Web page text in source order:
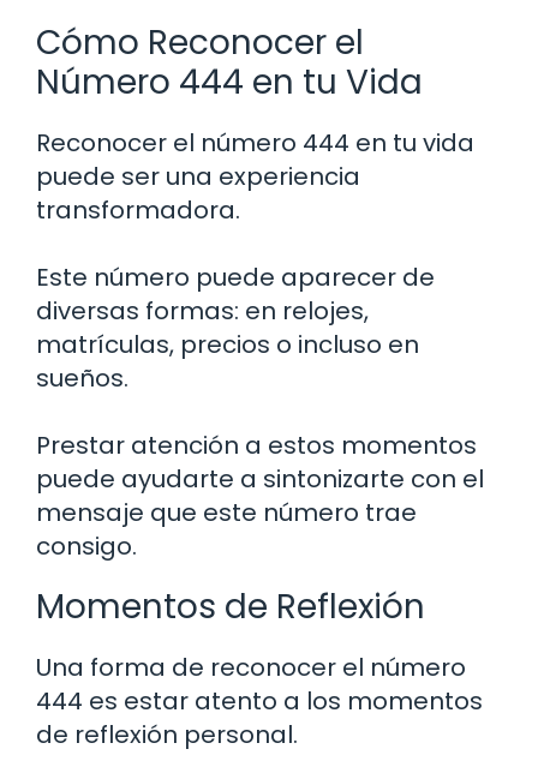
Cómo Reconocer el
Número 444 en tu Vida
Reconocer el número 444 en tu vida
puede ser una experiencia
transformadora.
Este número puede aparecer de
diversas formas: en relojes,
matrículas, precios o incluso en
sueños.
Prestar atención a estos momentos
puede ayudarte a sintonizarte con el
mensaje que este número trae
consigo.
Momentos de Reflexión
Una forma de reconocer el número
444 es estar atento a los momentos
de reflexión personal.